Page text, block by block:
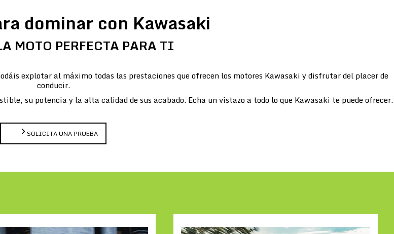
dominar con Kawasaki
MOTO PERFECTA PARA TI
explotar al máximo todas las prestaciones que ofrecen los motores Kawasaki y disfrutar del placer de
conducir.
su potencia y la alta calidad de sus acabado. Echa un vistazo a todo lo que Kawasaki te puede ofrecer.
SOLICITA UNA PRUEBA